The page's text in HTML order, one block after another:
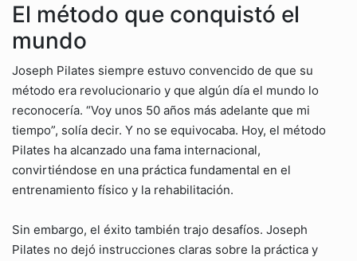
El método que conquistó el
mundo
Joseph Pilates siempre estuvo convencido de que su
método era revolucionario y que algún día el mundo lo
reconocería. “Voy unos 50 años más adelante que mi
tiempo”, solía decir. Y no se equivocaba. Hoy, el método
Pilates ha alcanzado una fama internacional,
convirtiéndose en una práctica fundamental en el
entrenamiento físico y la rehabilitación.
Sin embargo, el éxito también trajo desafíos. Joseph
Pilates no dejó instrucciones claras sobre la práctica y